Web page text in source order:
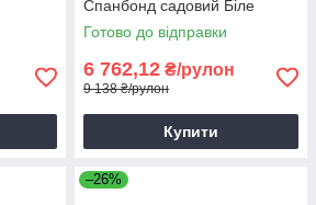
Спанбонд садовий Біле
щільне агроволокно
Готово до відправки
6 762,12 ₴/рулон
9 138 ₴/рулон
Купити
–26%